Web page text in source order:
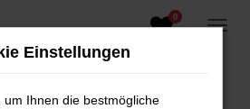
0
Einstellungen
um Ihnen die bestmögliche